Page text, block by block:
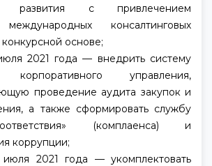
развития с привлечением
международных консалтинговых
основе;
2021 года — внедрить систему
корпоративного управления,
проведение аудита закупок и
а также сформировать службу
(комплаенса) и
коррупции;
2021 года — укомплектовать